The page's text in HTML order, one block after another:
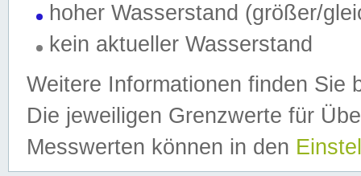
hoher Wasserstand (größer/
kein aktueller Wasserstand
Weitere Informationen finden Sie
Die jeweiligen Grenzwerte für
Messwerten können in den